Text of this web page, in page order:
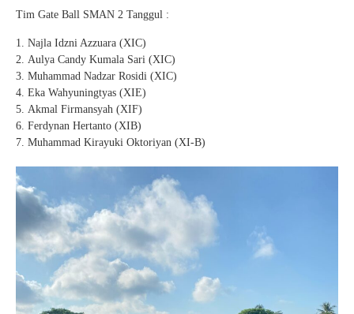
Tim Gate Ball SMAN 2 Tanggul :
Najla Idzni Azzuara (XIC)
Aulya Candy Kumala Sari (XIC)
Muhammad Nadzar Rosidi (XIC)
Eka Wahyuningtyas (XIE)
Akmal Firmansyah (XIF)
Ferdynan Hertanto (XIB)
Muhammad Kirayuki Oktoriyan (XI-B)